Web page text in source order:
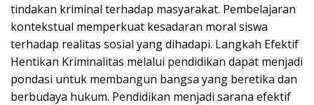
tindakan kriminal terhadap masyarakat. Pembelajaran
kontekstual memperkuat kesadaran moral siswa
terhadap realitas sosial yang dihadapi. Langkah Efektif
Hentikan Kriminalitas melalui pendidikan dapat menjadi
pondasi untuk membangun bangsa yang beretika dan
berbudaya hukum. Pendidikan menjadi sarana efektif